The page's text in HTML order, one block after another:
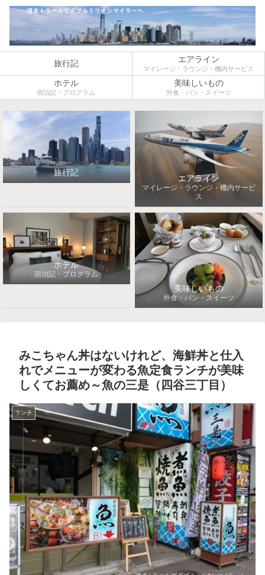
旅行記 エアライン
マイレージ・ラウンジ・機内サービス
ホテル
宿泊記・プログラム
美味しいもの
外食・パン・スイーツ
旅行記
エアライン
マイレージ・ラウンジ・機内サービ
ス
ホテル
宿泊記・プログラム
美味しいもの
外食・パン・スイーツ
みこちゃん丼はないけれど、海鮮丼と仕入
れでメニューが変わる魚定食ランチが美味
しくてお薦め～魚の三是（四谷三丁目）
ランチ